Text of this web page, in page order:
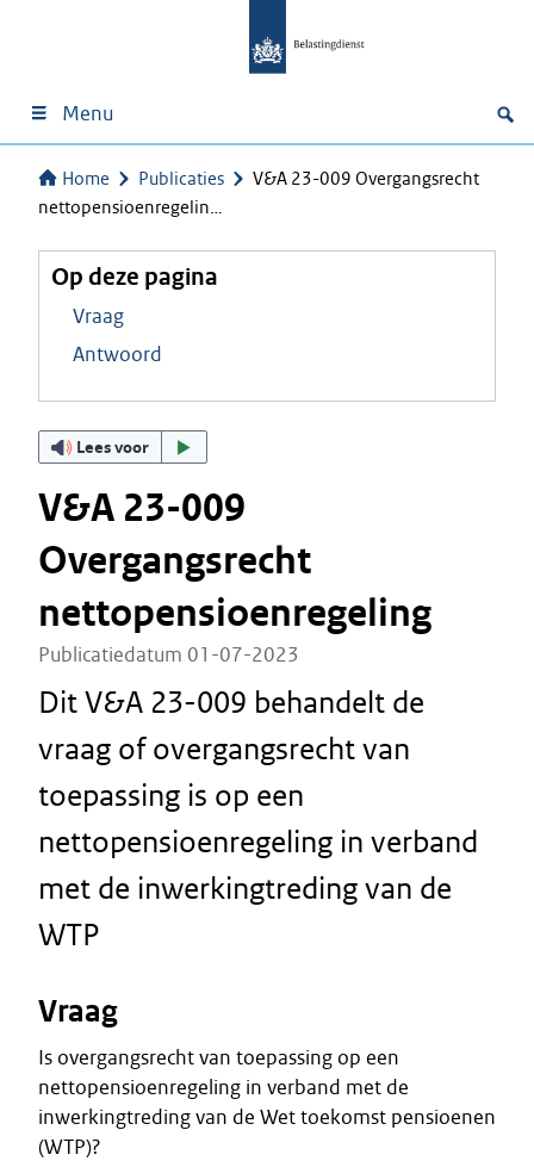
Menu
Home Publicaties
V&A 23-009 Overgangsrecht
nettopensioenregelin…
Op deze pagina
Vraag
Antwoord
Lees voor
V&A 23-009
Overgangsrecht
nettopensioenregeling
Publicatiedatum 01-07-2023
Dit V&A 23-009 behandelt de
vraag of overgangsrecht van
toepassing is op een
nettopensioenregeling in verband
met de inwerkingtreding van de
WTP
Vraag
Is overgangsrecht van toepassing op een
nettopensioenregeling in verband met de
inwerkingtreding van de Wet toekomst pensioenen
(WTP)?